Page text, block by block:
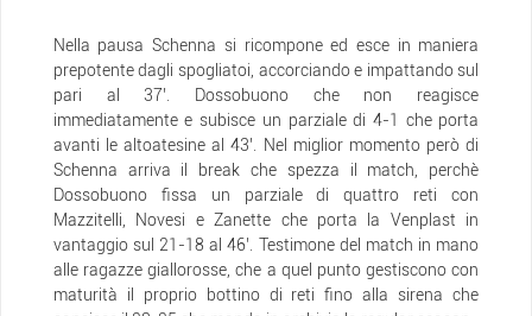
Nella pausa Schenna si ricompone ed esce in maniera
prepotente dagli spogliatoi, accorciando e impattando sul
pari al 37’. Dossobuono che non reagisce
immediatamente e subisce un parziale di 4-1 che porta
avanti le altoatesine al 43’. Nel miglior momento però di
Schenna arriva il break che spezza il match, perchè
Dossobuono fissa un parziale di quattro reti con
Mazzitelli, Novesi e Zanette che porta la Venplast in
vantaggio sul 21-18 al 46’. Testimone del match in mano
alle ragazze giallorosse, che a quel punto gestiscono con
maturità il proprio bottino di reti fino alla sirena che